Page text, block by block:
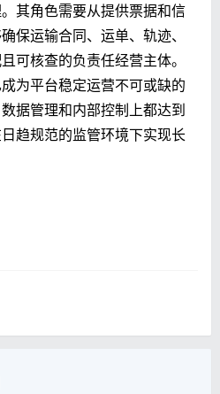
其角色需要从提供票据和信
保运输合同、运单、轨迹、
可核查的负责任经营主体。
为平台稳定运营不可或缺的
据管理和内部控制上都达到
趋规范的监管环境下实现长